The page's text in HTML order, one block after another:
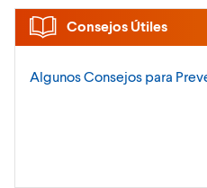
Consejos Útiles
Algunos Consejos para